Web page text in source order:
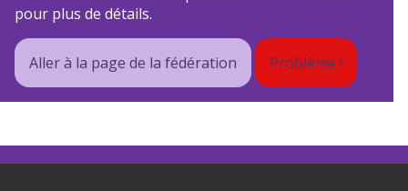
pour plus de détails.
Aller à la page de la fédération Problème !